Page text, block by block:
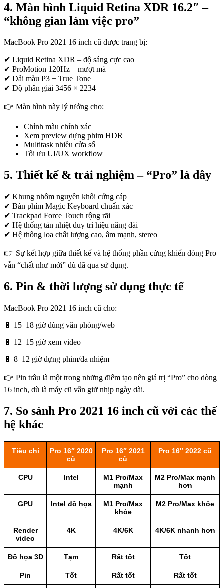
4. Màn hình Liquid Retina XDR 16.2″ –
“không gian làm việc pro”
MacBook Pro 2021 16 inch cũ được trang bị:
✔ Liquid Retina XDR – độ sáng cực cao
✔ ProMotion 120Hz – mượt mà
✔ Dải màu P3 + True Tone
✔ Độ phân giải 3456 × 2234
👉 Màn hình này lý tưởng cho:
Chỉnh màu chính xác
Xem preview dựng phim HDR
Multitask nhiều cửa sổ
Tối ưu UI/UX workflow
5. Thiết kế & trải nghiệm – “Pro” là đây
✔ Khung nhôm nguyên khối cứng cáp
✔ Bàn phím Magic Keyboard chuẩn xác
✔ Trackpad Force Touch rộng rãi
✔ Hệ thống tản nhiệt duy trì hiệu năng dài
✔ Hệ thống loa chất lượng cao, âm mạnh, stereo
👉 Sự kết hợp giữa thiết kế và hệ thống phần cứng khiến dòng Pro
vẫn “chất như mới” dù đã qua sử dụng.
6. Pin & thời lượng sử dụng thực tế
MacBook Pro 2021 16 inch cũ cho:
🔋 15–18 giờ dùng văn phòng/web
🔋 12–15 giờ xem video
🔋 8–12 giờ dựng phim/đa nhiệm
👉 Pin trâu là một trong những điểm tạo nên giá trị “Pro” cho dòng
16 inch, dù là máy cũ vẫn giữ nhịp ngày dài.
7. So sánh Pro 2021 16 inch cũ với các thế
hệ khác
Tiêu chí
Pro 16″ 2020
cũ
Pro 16″ 2021
cũ
Pro 16″ 2022 cũ
CPU Intel
M1 Pro/Max
mạnh
M2 Pro/Max mạnh
hơn
GPU Intel đồ họa
M1 Pro/Max
khỏe
M2 Pro/Max khỏe
Render
video
4K 4K/6K 4K/6K nhanh hơn
Đồ họa 3D Tạm Rất tốt Tốt
Pin Tốt Rất tốt Rất tốt